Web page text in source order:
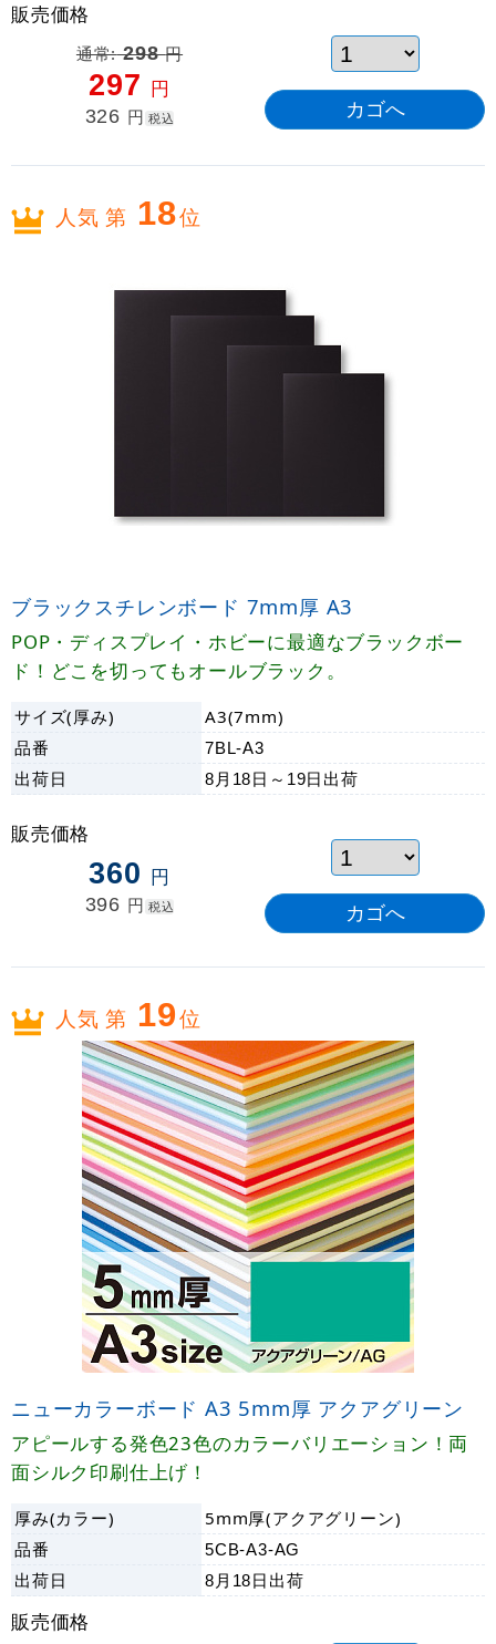
販売価格
通常:298円
297 円
326 円 税込
人気 第 18位
ブラックスチレンボード 7mm厚 A3
POP・ディスプレイ・ホビーに最適なブラックボー
ド！どこを切ってもオールブラック。
サイズ(厚み)
A3(7mm)
品番
7BL-A3
出荷日 8月18日～19日 出荷
販売価格
360 円
396 円 税込
人気 第 19位
ニューカラーボード A3 5mm厚 アクアグリーン
アピールする発色23色のカラーバリエーション！両
面シルク印刷仕上げ！
厚み(カラー)
5mm厚(アクアグリーン)
品番
5CB-A3-AG
出荷日 8月18日 出荷
販売価格